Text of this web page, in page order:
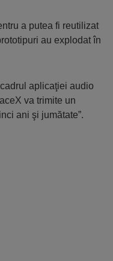
a putea fi reutilizat
au explodat în
aplicaţiei audio
va trimite un
ani şi jumătate”.